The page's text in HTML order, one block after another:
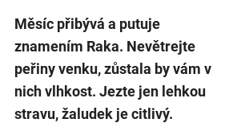
Měsíc přibývá a putuje
znamením Raka. Nevětrejte
peřiny venku, zůstala by vám v
nich vlhkost. Jezte jen lehkou
stravu, žaludek je citlivý.